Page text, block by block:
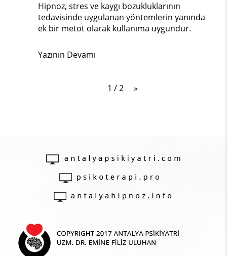
Hipnoz, stres ve kaygı bozukluklarının
tedavisinde uygulanan yöntemlerin yanında
ek bir metot olarak kullanıma uygundur.
Yazının Devamı
1 / 2 »